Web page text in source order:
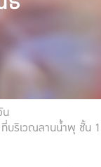
บริเวณลานน้ำพุ ชั้น 1